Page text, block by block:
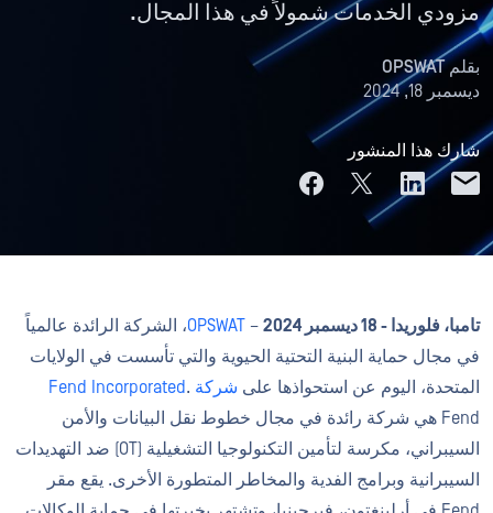
مزودي الخدمات شمولاً في هذا المجال.
بقلمOPSWAT
ديسمبر 18, 2024
شارك هذا المنشور
تامبا، فلوريدا - 18 ديسمبر 2024 –
OPSWAT، الشركة الرائدة عالمياً
في مجال حماية البنية التحتية الحيوية والتي تأسست في الولايات
المتحدة، اليوم عن استحواذها على شركة Fend Incorporated .
Fend هي شركة رائدة في مجال خطوط نقل البيانات والأمن
السيبراني، مكرسة لتأمين التكنولوجيا التشغيلية (OT) ضد التهديدات
السيبرانية وبرامج الفدية والمخاطر المتطورة الأخرى. يقع مقر